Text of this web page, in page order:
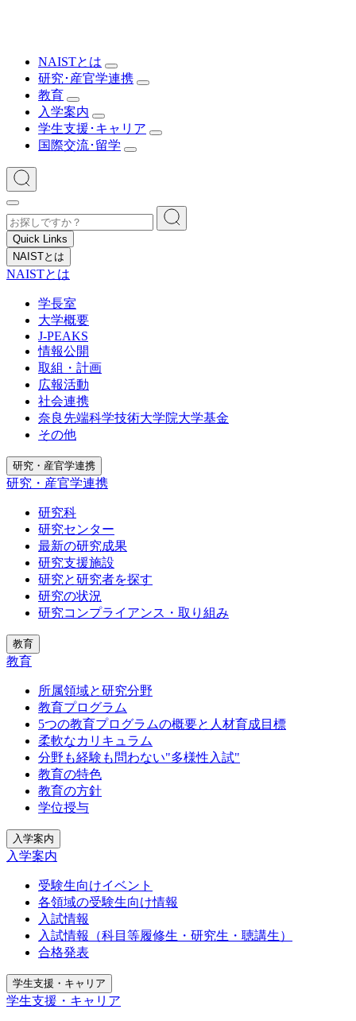
NAISTとは
研究･産官学連携
教育
入学案内
学生支援･キャリア
国際交流･留学
Quick Links
NAISTとは
NAISTとは
学長室
大学概要
J-PEAKS
情報公開
取組・計画
広報活動
社会連携
奈良先端科学技術大学院大学基金
その他
研究・産官学連携
研究・産官学連携
研究科
研究センター
最新の研究成果
研究支援施設
研究と研究者を探す
研究の状況
研究コンプライアンス・取り組み
教育
教育
所属領域と研究分野
教育プログラム
5つの教育プログラムの概要と人材育成目標
柔軟なカリキュラム
分野も経験も問わない"多様性入試"
教育の特色
教育の方針
学位授与
入学案内
入学案内
受験生向けイベント
各領域の受験生向け情報
入試情報
入試情報（科目等履修生・研究生・聴講生）
合格発表
学生支援・キャリア
学生支援・キャリア